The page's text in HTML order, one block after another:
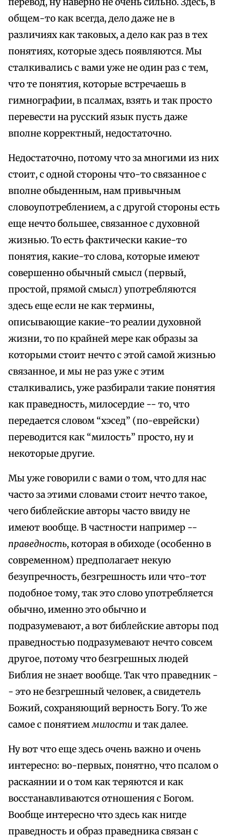
общем-то как всегда, дело даже не в
различиях как таковых, а дело как раз в тех
понятиях, которые здесь появляются. Мы
сталкивались с вами уже не один раз с тем,
что те понятия, которые встречаешь в
гимнографии, в псалмах, взять и так просто
перевести на русский язык пусть даже
вполне корректный, недостаточно.
Недостаточно, потому что за многими из них
стоит, с одной стороны что-то связанное с
вполне обыденным, нам привычным
словоупотреблением, а с другой стороны есть
еще нечто большее, связанное с духовной
жизнью. То есть фактически какие-то
понятия, какие-то слова, которые имеют
совершенно обычный смысл (первый,
простой, прямой смысл) употребляются
здесь еще если не как термины,
описывающие какие-то реалии духовной
жизни, то по крайней мере как образы за
которыми стоит нечто с этой самой жизнью
связанное, и мы не раз уже с этим
сталкивались, уже разбирали такие понятия
как праведность, милосердие -- то, что
передается словом “хэсед” (по-еврейски)
переводится как “милость” просто, ну и
некоторые другие.
Мы уже говорили с вами о том, что для нас
часто за этими словами стоит нечто такое,
чего библейские авторы часто ввиду не
имеют вообще. В частности например --
праведность, которая в обиходе (особенно в
современном) предполагает некую
безупречность, безгрешность или что-тот
подобное тому, так это слово употребляется
обычно, именно это обычно и
подразумевают, а вот библейские авторы под
праведностью подразумевают нечто совсем
другое, потому что безгрешных людей
Библия не знает вообще. Так что праведник -
- это не безгрешный человек, а свидетель
Божий, сохраняющий верность Богу. То же
самое с понятиеммилостии так далее.
Ну вот что еще здесь очень важно и очень
интересно: во-первых, понятно, что псалом о
раскаянии и о том как теряются и как
восстанавливаются отношения с Богом.
Вообще интересно что здесь как нигде
праведность и образ праведника связан с